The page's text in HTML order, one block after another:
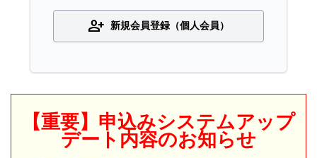
person_add 新規会員登録（個人会員）
【重要】申込みシステムアップ
デート内容のお知らせ